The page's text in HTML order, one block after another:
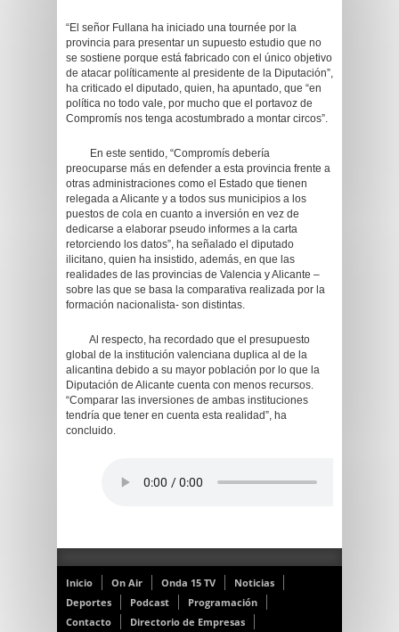
“El señor Fullana ha iniciado una tournée por la
provincia para presentar un supuesto estudio que no
se sostiene porque está fabricado con el único objetivo
de atacar políticamente al presidente de la Diputación”,
ha criticado el diputado, quien, ha apuntado, que “en
política no todo vale, por mucho que el portavoz de
Compromís nos tenga acostumbrado a montar circos”.
En este sentido, “Compromís debería
preocuparse más en defender a esta provincia frente a
otras administraciones como el Estado que tienen
relegada a Alicante y a todos sus municipios a los
puestos de cola en cuanto a inversión en vez de
dedicarse a elaborar pseudo informes a la carta
retorciendo los datos”, ha señalado el diputado
ilicitano, quien ha insistido, además, en que las
realidades de las provincias de Valencia y Alicante –
sobre las que se basa la comparativa realizada por la
formación nacionalista- son distintas.
Al respecto, ha recordado que el presupuesto
global de la institución valenciana duplica al de la
alicantina debido a su mayor población por lo que la
Diputación de Alicante cuenta con menos recursos.
“Comparar las inversiones de ambas instituciones
tendría que tener en cuenta esta realidad”, ha
concluido.
Inicio On Air Onda 15 TV
Noticias
Deportes
Podcast
Programación
Contacto
Directorio de Empresas